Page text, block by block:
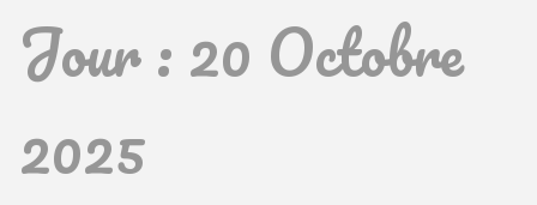
Jour :20 Octobre
2025